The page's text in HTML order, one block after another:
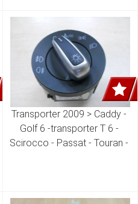
Transporter 2009 > Caddy -
Golf 6 -transporter T 6 -
Scirocco - Passat - Touran -